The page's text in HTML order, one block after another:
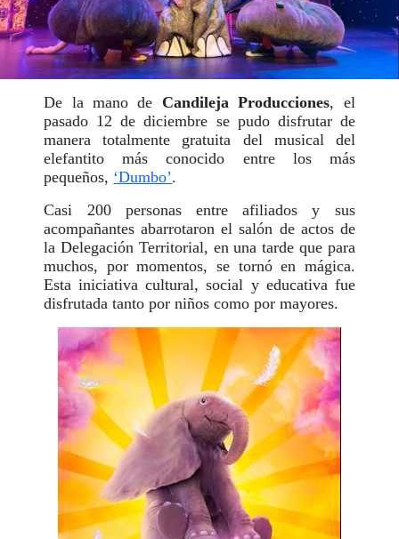
De la mano de Candileja Producciones, el
pasado 12 de diciembre se pudo disfrutar de
manera totalmente gratuita del musical del
elefantito más conocido entre los más
pequeños, ‘Dumbo’.
Casi 200 personas entre afiliados y sus
acompañantes abarrotaron el salón de actos de
la Delegación Territorial, en una tarde que para
muchos, por momentos, se tornó en mágica.
Esta iniciativa cultural, social y educativa fue
disfrutada tanto por niños como por mayores.